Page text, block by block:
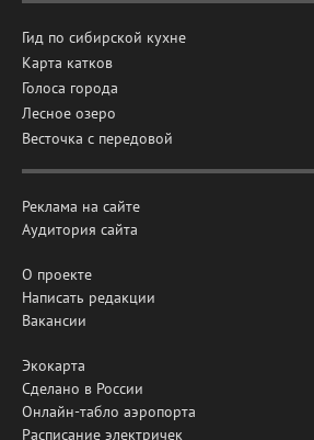
Гид по сибирской кухне
Карта катков
Голоса города
Лесное озеро
Весточка с передовой
Реклама на сайте
Аудитория сайта
О проекте
Написать редакции
Вакансии
Экокарта
Сделано в России
Онлайн-табло аэропорта
Расписание электричек